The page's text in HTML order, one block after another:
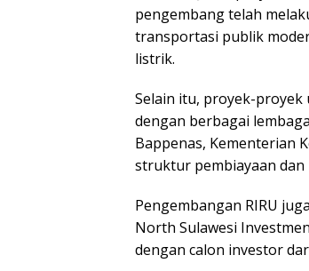
pengembang telah
transportasi publik
listrik.
Selain itu, proyek-
dengan berbagai
Bappenas, Kementerian
struktur pembiayaan dan
Pengembangan RIRU
North Sulawesi
dengan calon investor